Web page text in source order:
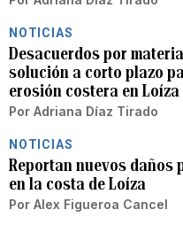
NOTICIAS
Desacuerdos por
solución a corto plazo
erosión costera en Loíza
Por Adriana Díaz Tirado
NOTICIAS
Reportan nuevos daños
en la costa de Loíza
Por Alex Figueroa Cancel